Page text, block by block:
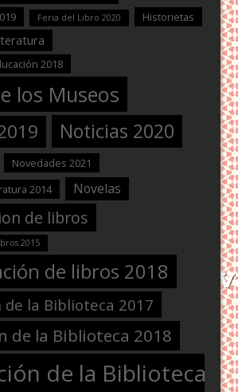
Feria del Libro 2020
Historietas
2018
los Museos
Noticias 2020
Novedades 2021
2014
Novelas
de libros
2015
de libros 2018
de la Biblioteca 2017
de la Biblioteca 2018
de la Biblioteca